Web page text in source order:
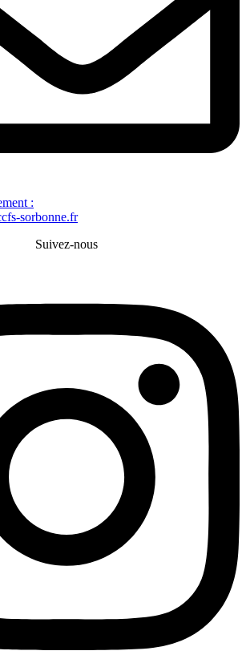
:
sorbonne.fr
Suivez-nous